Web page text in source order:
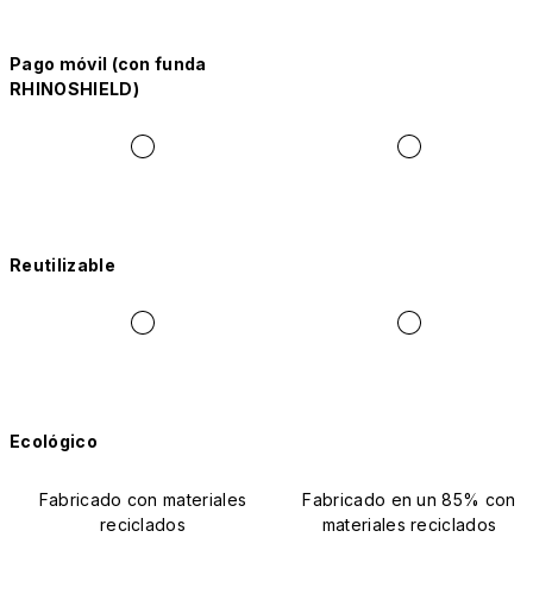
Pago móvil (con funda
RHINOSHIELD)
Reutilizable
Ecológico
Fabricado con materiales
reciclados
Fabricado en un 85% con
materiales reciclados